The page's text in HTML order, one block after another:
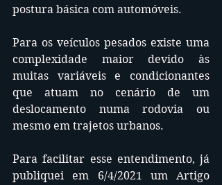
postura básica com automóveis.
Para os veículos pesados existe uma
complexidade maior devido às
muitas variáveis e condicionantes
que atuam no cenário de um
deslocamento numa rodovia ou
mesmo em trajetos urbanos.
Para facilitar esse entendimento, já
publiquei em 6/4/2021 um Artigo